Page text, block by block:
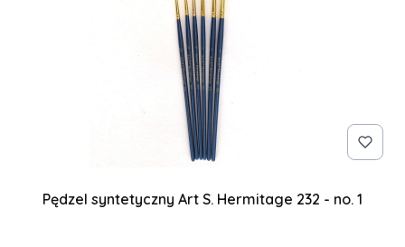
Pędzel syntetyczny Art S. Hermitage 232 - no. 1